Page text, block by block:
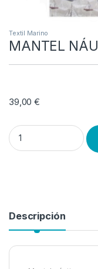
Textil Marino
MANTEL
39,00€
MANTEL NÁUTICO.
Descripción